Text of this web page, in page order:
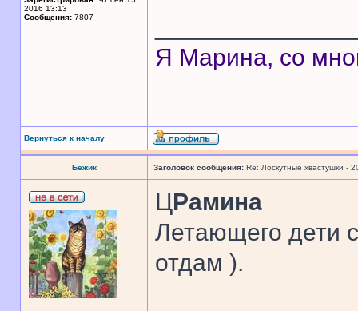
2016 13:13
Сообщения: 7807
Я Марина, со
Вернуться к началу
Бежик Заголовок сообщения: Re: Лоскутные хвастушки -
ЦРамина
Летающего дети
отдам ).